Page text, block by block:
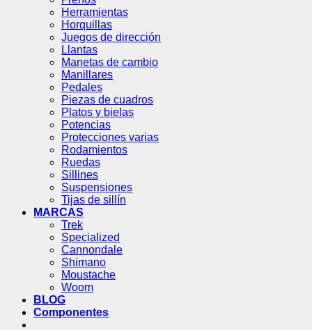
Herramientas
Horquillas
Juegos de dirección
Llantas
Manetas de cambio
Manillares
Pedales
Piezas de cuadros
Platos y bielas
Potencias
Protecciones varias
Rodamientos
Ruedas
Sillines
Suspensiones
Tijas de sillín
MARCAS
Trek
Specialized
Cannondale
Shimano
Moustache
Woom
BLOG
Componentes